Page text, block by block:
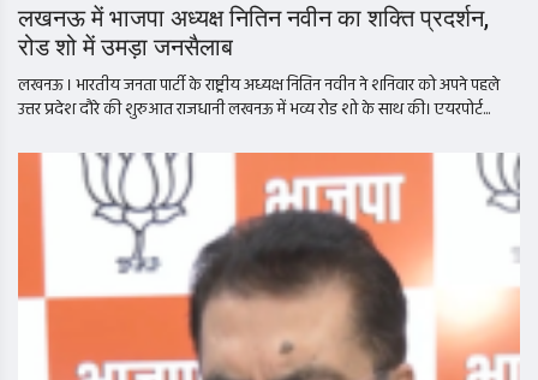
लखनऊ में भाजपा अध्यक्ष नितिन नवीन का शक्ति प्रदर्शन,
रोड शो में उमड़ा जनसैलाब
लखनऊ । भारतीय जनता पार्टी के राष्ट्रीय अध्यक्ष नितिन नवीन ने शनिवार को अपने पहले
उत्तर प्रदेश दौरे की शुरुआत राजधानी लखनऊ में भव्य रोड शो के साथ की। एयरपोर्ट...